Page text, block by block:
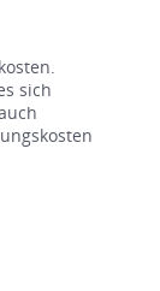
sich